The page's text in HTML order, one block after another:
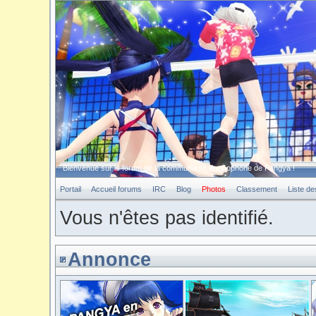
Bienvenue sur le forum de la communauté francophone de Pangya !
Portail Accueil forums IRC Blog Photos Classement Liste
Vous n'êtes pas identifié.
Annonce